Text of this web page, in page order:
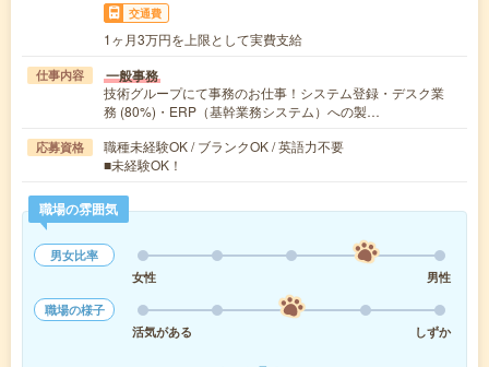
交通費
1ヶ月3万円を上限として実費支給
仕事内容 一般事務
技術グループにて事務のお仕事！システム登録・デスク業
務 (80%)・ERP（基幹業務システム）への製…
応募資格
職種未経験OK / ブランクOK / 英語力不要
■未経験OK！
職場の雰囲気
男女比率
女性
男性
職場の様子
活気がある
しずか